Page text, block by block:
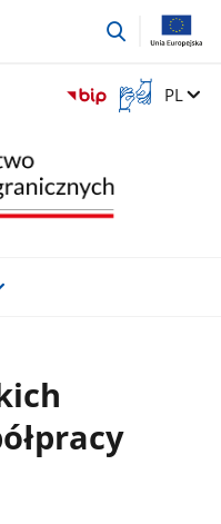
przejdź
Otwórz
okno
Zmień
PL